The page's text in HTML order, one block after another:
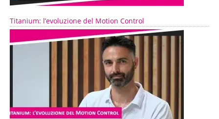
Titanium: l’evoluzione del Motion Control